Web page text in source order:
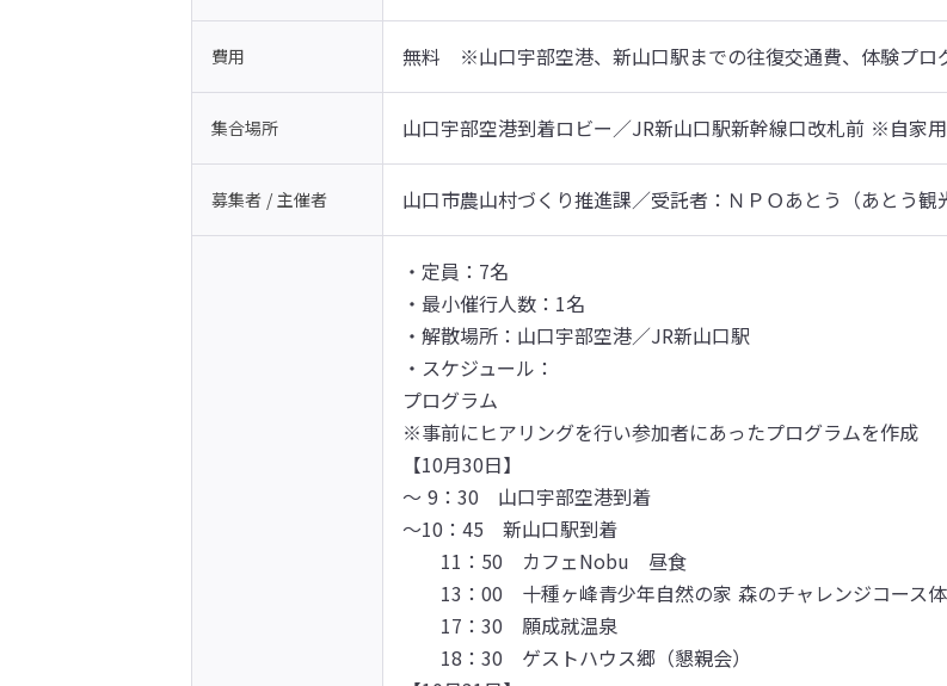
費用 無料　※山口宇部空港、新山口駅までの往復交通費、体験プロ
集合場所 山口宇部空港到着ロビー／JR新山口駅新幹線口改札前 ※自家
募集者 / 主催者 山口市農山村づくり推進課／受託者：ＮＰＯあとう（あとう観
・定員：7名
・最小催行人数：1名
・解散場所：山口宇部空港／JR新山口駅
・スケジュール：
プログラム
※事前にヒアリングを行い参加者にあったプログラムを作成
【10月30日】
～ 9：30　山口宇部空港到着
～10：45　新山口駅到着
11：50　カフェNobu　昼食
13：00　十種ヶ峰青少年自然の家 森のチャレンジコース
17：30　願成就温泉
18：30　ゲストハウス郷（懇親会）